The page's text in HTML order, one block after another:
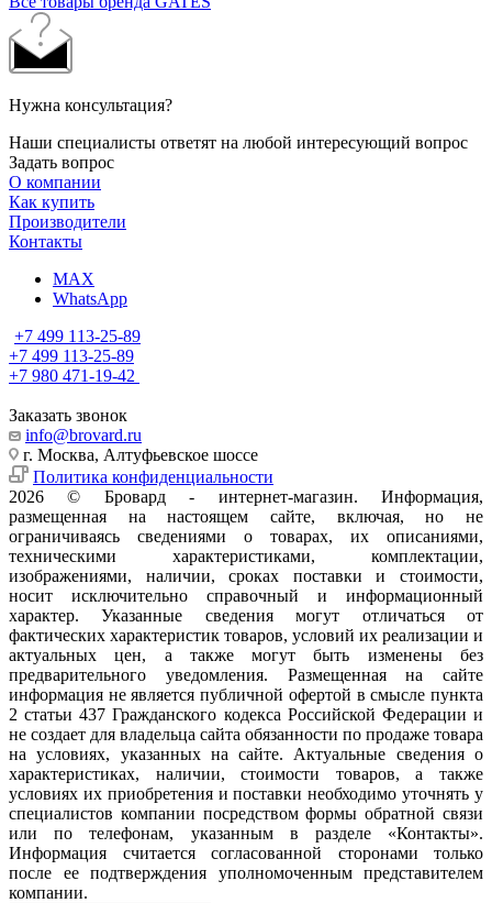
Нужна консультация?
Наши специалисты ответят на любой интересующий вопрос
Задать вопрос
О компании
Как купить
Производители
Контакты
MAX
WhatsApp
+7 499 113-25-89
+7 499 113-25-89
+7 980 471-19-42
Заказать звонок
info@brovard.ru
г. Москва, Алтуфьевское шоссе
Политика конфиденциальности
2026 © Бровард - интернет-магазин. Информация,
размещенная на настоящем сайте, включая, но не
ограничиваясь сведениями о товарах, их описаниями,
техническими характеристиками, комплектации,
изображениями, наличии, сроках поставки и стоимости,
носит исключительно справочный и информационный
характер. Указанные сведения могут отличаться от
фактических характеристик товаров, условий их реализации и
актуальных цен, а также могут быть изменены без
предварительного уведомления. Размещенная на сайте
информация не является публичной офертой в смысле пункта
2 статьи 437 Гражданского кодекса Российской Федерации и
не создает для владельца сайта обязанности по продаже товара
на условиях, указанных на сайте. Актуальные сведения о
характеристиках, наличии, стоимости товаров, а также
условиях их приобретения и поставки необходимо уточнять у
специалистов компании посредством формы обратной связи
или по телефонам, указанным в разделе «Контакты».
Информация считается согласованной сторонами только
после ее подтверждения уполномоченным представителем
компании.